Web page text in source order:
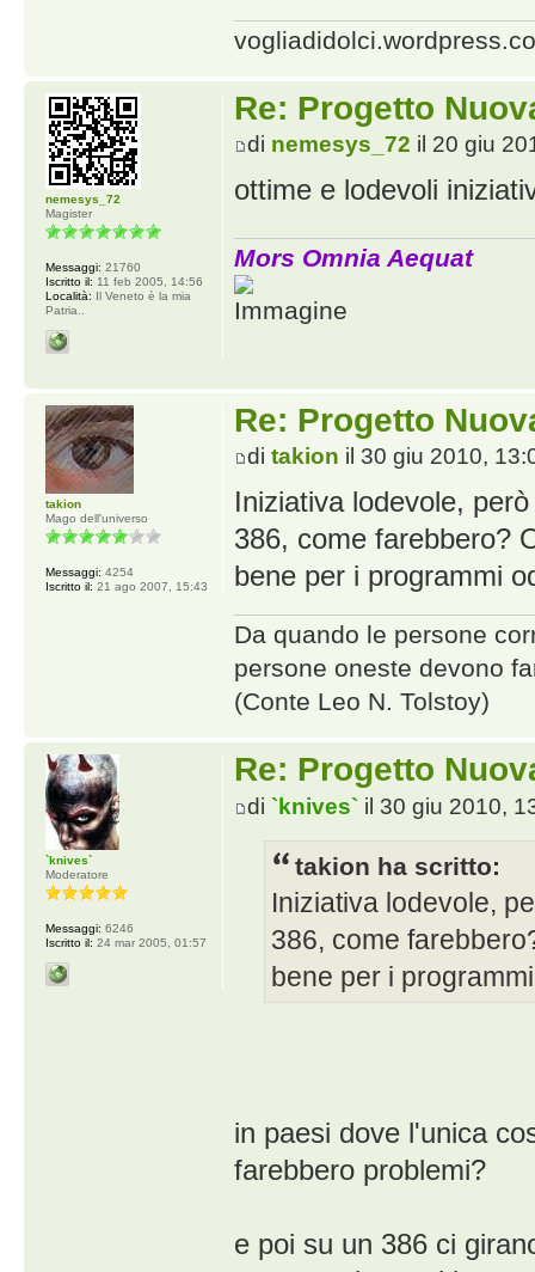
Re: Progetto
di nemesys_72 il 20 giu
ottime e lodevoli
Mors Omnia Aequat
nemesys_72
Magister
Messaggi: 21760
Iscritto il: 11 feb 2005, 14:56
Località: Il Veneto è la mia
Patria..
Re: Progetto
di takion il 30 giu 2010,
Iniziativa lodevole,
386, come farebbero?
bene per i programmi
Da quando le persone
persone oneste devono
(Conte Leo N. Tolstoy)
takion
Mago dell'universo
Messaggi: 4254
Iscritto il: 21 ago 2007, 15:43
Re: Progetto
di `knives`il 30 giu 2010,
takion ha scritto:
Iniziativa lodevole,
386, come
bene per i
in paesi dove l'unica
farebbero problemi?
e poi su un 386 ci
`knives`
Moderatore
Messaggi: 6246
Iscritto il: 24 mar 2005, 01:57